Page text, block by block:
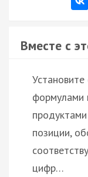
Вместе с
формулами
позиции,
цифр…